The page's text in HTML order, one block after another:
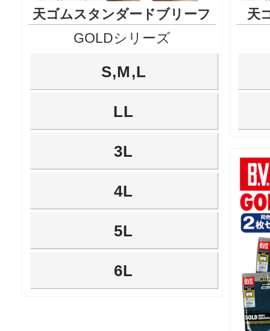
天ゴムスタンダードブリーフ
GOLDシリーズ
S,M,L
LL
3L
4L
5L
6L
天